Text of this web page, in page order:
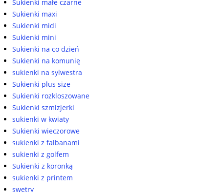
Sukienki małe czarne
Sukienki maxi
Sukienki midi
Sukienki mini
Sukienki na co dzień
Sukienki na komunię
sukienki na sylwestra
Sukienki plus size
Sukienki rozkloszowane
Sukienki szmizjerki
sukienki w kwiaty
Sukienki wieczorowe
sukienki z falbanami
sukienki z golfem
Sukienki z koronką
sukienki z printem
swetry